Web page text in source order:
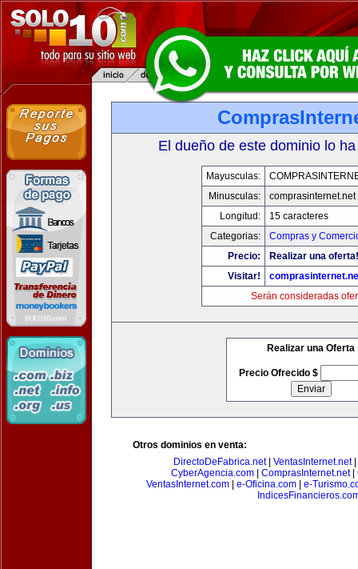
El dueño de este dominio lo
Mayusculas:
Minusculas:
comprasinternet.net
Longitud:
15 caracteres
Categorias:
Compras y
Precio:
Realizar una oferta!
Visitar!
Serán consideradas
Realizar una Oferta
Precio Ofrecido $
Otros dominios en venta:
DirectoDeFabrica.net| VentasInternet.net|
CyberAgencia.com| ComprasInternet.net|
VentasInternet.com
e-Oficina.com
e-